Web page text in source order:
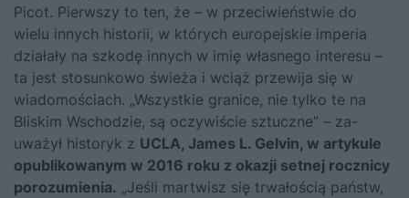
Picot. Pierwszy to ten, że – w przeciwieństwie do
wielu innych historii, w których europejskie imperia
działały na szkodę innych w imię własnego interesu –
ta jest stosunkowo świeża i wciąż przewija się w
wiadomościach. „Wszystkie grani­ce, nie tylko te na
Bliskim Wschodzie, są oczywiście sztuczne” – za­
uważył historyk z UCLA, James L. Gelvin, w artykule
opublikowanym w 2016 roku z okazji setnej rocznicy
porozumienia. „Jeśli martwisz się trwałością państw,